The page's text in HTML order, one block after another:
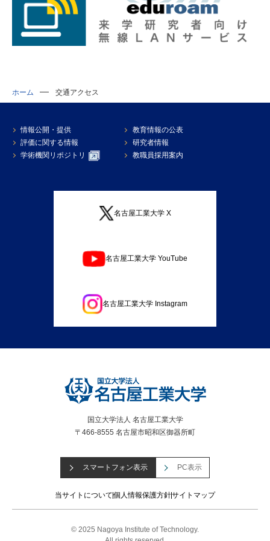
ホーム 交通アクセス
情報公開・提供
教育情報の公表
評価に関する情報
研究者情報
学術機関リポジトリ
教職員採用案内
名古屋工業大学 X
名古屋工業大学 YouTube
名古屋工業大学 Instagram
国立大学法人 名古屋工業大学
〒466-8555 名古屋市昭和区御器所町
スマートフォン表示 PC表示
当サイトについて個人情報保護方針サイトマップ
© 2025 Nagoya Institute of Technology.